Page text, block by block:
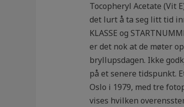
Tocopheryl Acetate (Vit
det lurt å ta seg litt tid
KLASSE og
er det nok at de møter
bryllupsdagen. Ikke
på et senere tidspunkt.
Oslo i 1979, med tre
vises hvilken